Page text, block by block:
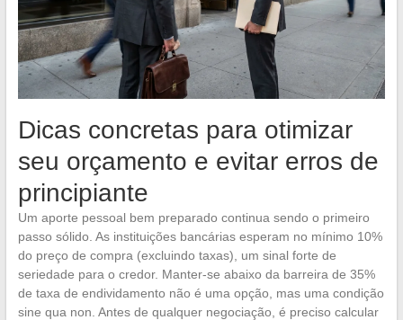
Dicas concretas para otimizar
seu orçamento e evitar erros de
principiante
Um aporte pessoal bem preparado continua sendo o primeiro
passo sólido. As instituições bancárias esperam no mínimo 10%
do preço de compra (excluindo taxas), um sinal forte de
seriedade para o credor. Manter-se abaixo da barreira de 35%
de taxa de endividamento não é uma opção, mas uma condição
sine qua non. Antes de qualquer negociação, é preciso calcular